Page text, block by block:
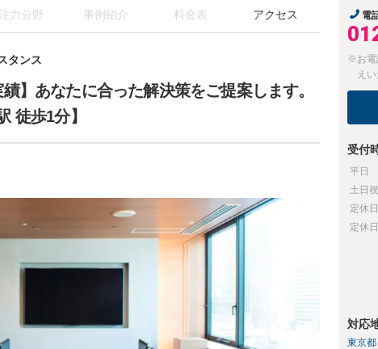
注力分野 事例紹介 料金表 アクセス
タンス
】あなたに合った解決策をご提案します。
徒歩1分】
電
※お電
え
受付
平日
土日
定休日
定休
対応
東京都